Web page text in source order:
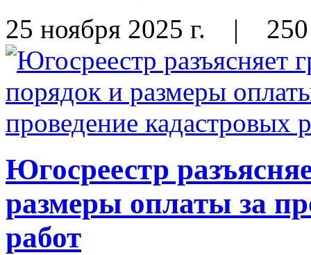
25 ноября 2025 г. | 250
Югосреестр
размеры оплаты за
работ